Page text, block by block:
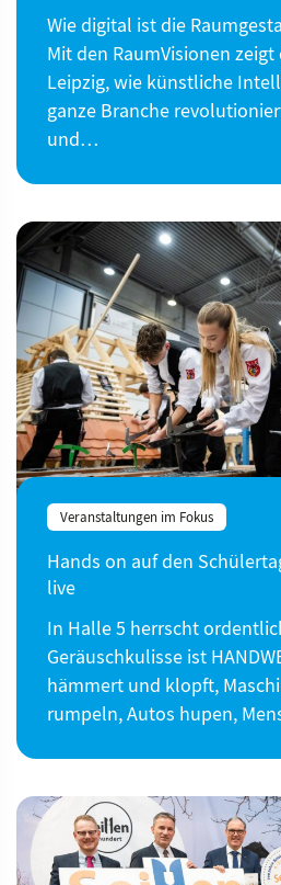
Wie digital ist die
Mit den RaumVisionen zeigt
Leipzig, wie künstliche
ganze Branche
und…
Veranstaltungen im Fokus
Hands on auf den
live
In Halle 5 herrscht
Geräuschkulisse ist
hämmert und klopft,
rumpeln, Autos hupen,